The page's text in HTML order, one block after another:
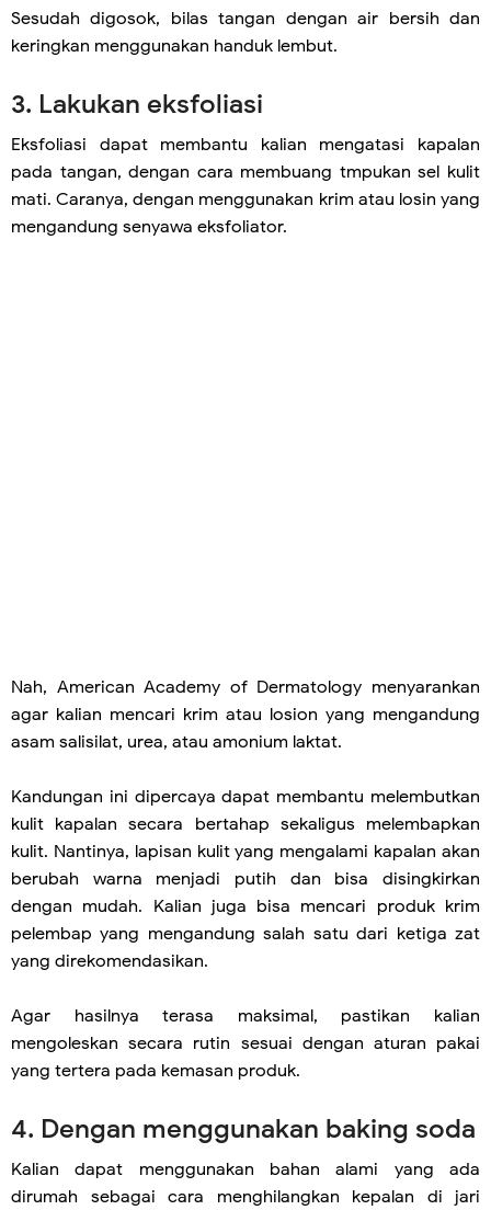
Sesudah digosok, bilas tangan dengan air bersih dan
keringkan menggunakan handuk lembut.
3. Lakukan eksfoliasi
Eksfoliasi dapat membantu kalian mengatasi kapalan
pada tangan, dengan cara membuang tmpukan sel kulit
mati. Caranya, dengan menggunakan krim atau losin yang
mengandung senyawa eksfoliator.
Nah, American Academy of Dermatology menyarankan
agar kalian mencari krim atau losion yang mengandung
asam salisilat, urea, atau amonium laktat.
Kandungan ini dipercaya dapat membantu melembutkan
kulit kapalan secara bertahap sekaligus melembapkan
kulit. Nantinya, lapisan kulit yang mengalami kapalan akan
berubah warna menjadi putih dan bisa disingkirkan
dengan mudah. Kalian juga bisa mencari produk krim
pelembap yang mengandung salah satu dari ketiga zat
yang direkomendasikan.
Agar hasilnya terasa maksimal, pastikan kalian
mengoleskan secara rutin sesuai dengan aturan pakai
yang tertera pada kemasan produk.
4. Dengan menggunakan baking soda
Kalian dapat menggunakan bahan alami yang ada
dirumah sebagai cara menghilangkan kepalan di jari